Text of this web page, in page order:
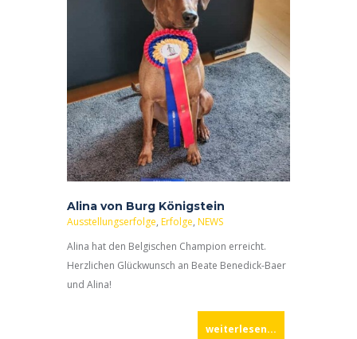
Alina von Burg Königstein
Ausstellungserfolge, Erfolge, NEWS
Alina hat den Belgischen Champion erreicht.
Herzlichen Glückwunsch an Beate Benedick-Baer
und Alina!
weiterlesen...